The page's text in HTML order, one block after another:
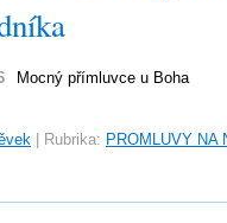
Mocný přímluvce u Boha
Rubrika: PROMLUVY NA